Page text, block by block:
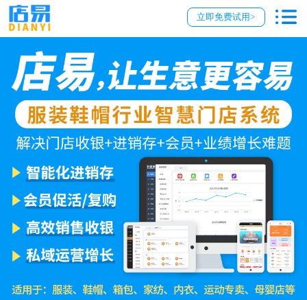
立即免费试用>